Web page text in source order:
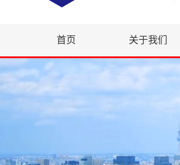
首页 关于我们